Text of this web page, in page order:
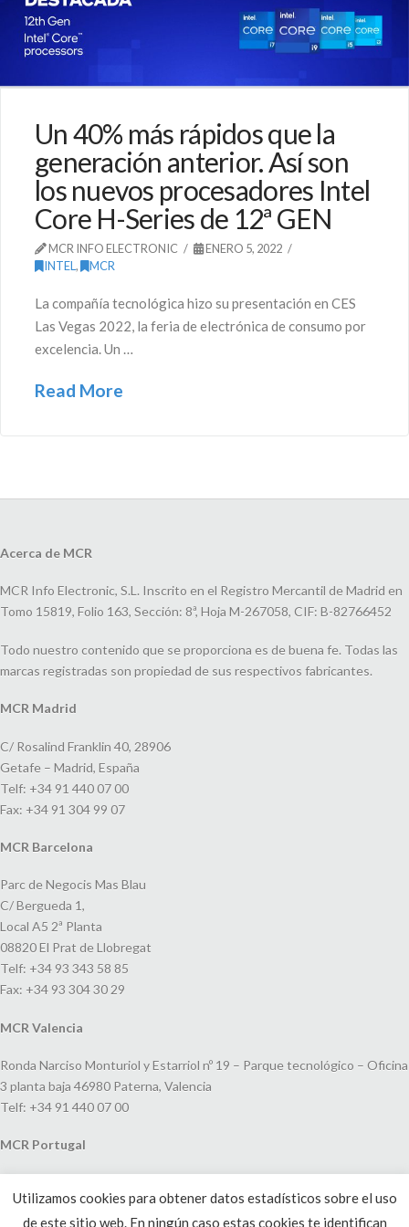
Un 40% más rápidos que la
generación anterior. Así son
los nuevos procesadores Intel
Core H-Series de 12ª GEN
MCR INFO ELECTRONIC
ENERO 5, 2022
INTEL, MCR
La compañía tecnológica hizo su presentación en CES
Las Vegas 2022, la feria de electrónica de consumo por
excelencia. Un …
Read More
Acerca de MCR
MCR Info Electronic, S.L. Inscrito en el Registro Mercantil de Madrid en
Tomo 15819, Folio 163, Sección: 8ª, Hoja M-267058, CIF: B-82766452
Todo nuestro contenido que se proporciona es de buena fe. Todas las
marcas registradas son propiedad de sus respectivos fabricantes.
MCR Madrid
C/ Rosalind Franklin 40, 28906
Getafe – Madrid, España
Telf: +34 91 440 07 00
Fax: +34 91 304 99 07
MCR Barcelona
Parc de Negocis Mas Blau
C/ Bergueda 1,
Local A5 2ª Planta
08820 El Prat de Llobregat
Telf: +34 93 343 58 85
Fax: +34 93 304 30 29
MCR Valencia
Ronda Narciso Monturiol y Estarriol nº 19 – Parque tecnológico – Oficina
3 planta baja 46980 Paterna, Valencia
Telf: +34 91 440 07 00
MCR Portugal
João V, 24
Utilizamos cookies para obtener datos estadísticos sobre el uso
de este sitio web. En ningún caso estas cookies te identifican